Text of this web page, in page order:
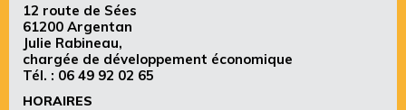
12 route de Sées
61200 Argentan
Julie Rabineau,
chargée de développement économique
Tél. : 06 49 92 02 65
HORAIRES